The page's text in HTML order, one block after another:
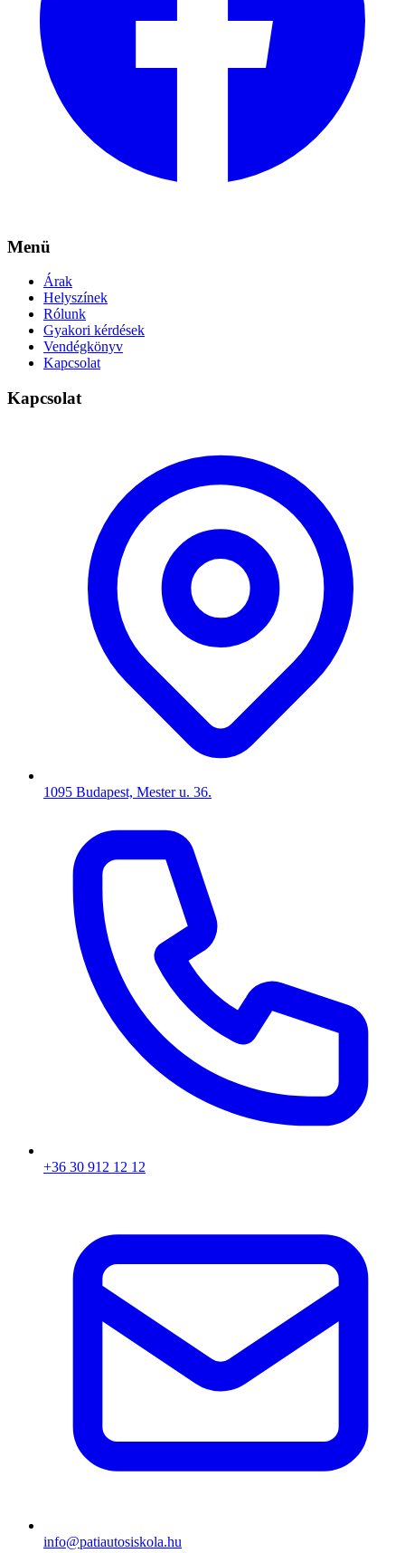
Menü
Árak
Helyszínek
Rólunk
Gyakori kérdések
Vendégkönyv
Kapcsolat
Kapcsolat
1095 Budapest, Mester u. 36.
+36 30 912 12 12
info@patiautosiskola.hu